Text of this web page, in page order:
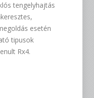
tengelyhajtás
esetén
tipusok
Rx4.